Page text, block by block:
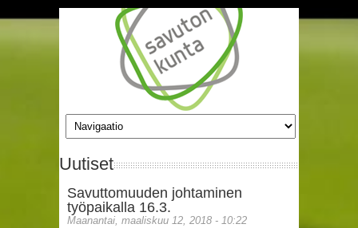
Uutiset
Savuttomuuden johtaminen
työpaikalla 16.3.
Maanantai, maaliskuu 12, 2018 - 10:22
Sivut